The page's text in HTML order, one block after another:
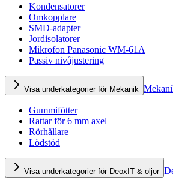
Kondensatorer
Omkopplare
SMD-adapter
Jordisolatorer
Mikrofon Panasonic WM-61A
Passiv nivåjustering
Visa underkategorier för Mekanik
Gummifötter
Rattar för 6 mm axel
Rörhållare
Lödstöd
Visa underkategorier för DeoxIT & oljor